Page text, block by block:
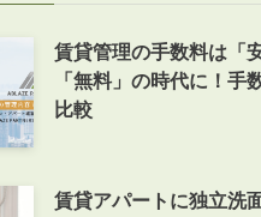
賃貸管理の手数料は「
「無料」の時代に！手
比較
賃貸アパートに独立洗